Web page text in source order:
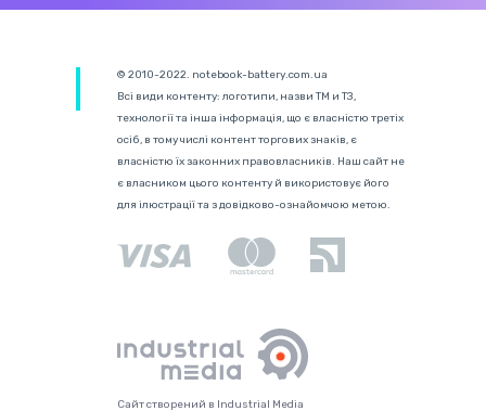
© 2010-2022. notebook-battery.com.ua
Всі види контенту: логотипи, назви ТМ и ТЗ,
технології та інша інформація, що є власністю третіх
осіб, в тому числі контент торгових знаків, є
власністю їх законних правовласників. Наш сайт не
є власником цього контенту й використовує його
для ілюстрації та з довідково-ознайомчою метою.
Сайт створений в Industrial Media